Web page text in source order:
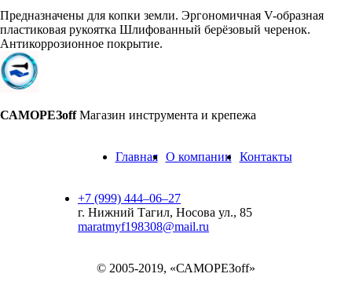
Предназначены для копки земли. Эргономичная V-образная
пластиковая рукоятка Шлифованный берёзовый черенок.
Антикоррозионное покрытие.
САМОРЕЗoff Магазин инструмента и крепежа
Главная О компании Контакты
+7 (999) 444‒06‒27
г. Нижний Тагил, Носова ул., 85
maratmyf198308@mail.ru
© 2005-2019, «САМОРЕЗoff»